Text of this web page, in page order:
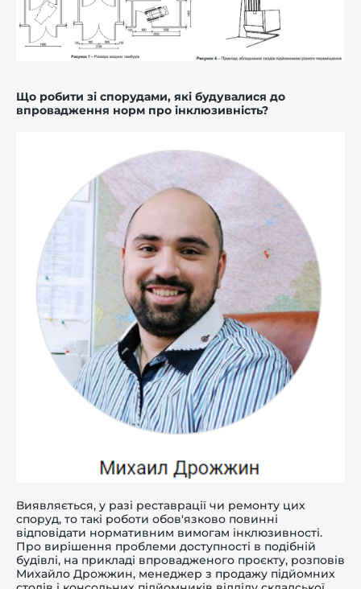
Що робити зі спорудами, які будувалися до
впровадження норм про інклюзивність?
Виявляється, у разі реставрації чи ремонту цих
споруд, то такі роботи обов'язково повинні
відповідати нормативним вимогам інклюзивності.
Про вирішення проблеми доступності в подібній
будівлі, на прикладі впровадженого проєкту, розповів
Михайло Дрожжин, менеджер з продажу підйомних